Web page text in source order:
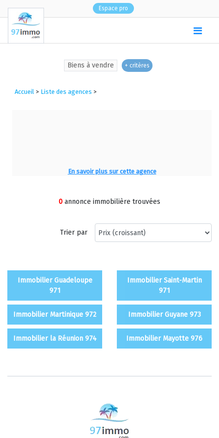
Espace pro
Biens à vendre + critères
Accueil > Liste des agences >
En savoir plus sur cette agence
0 annonce immobilière trouvées
Trier par
Immobilier Guadeloupe
971
Immobilier Saint-Martin
971
Immobilier Martinique 972 Immobilier Guyane 973
Immobilier la Réunion 974 Immobilier Mayotte 976